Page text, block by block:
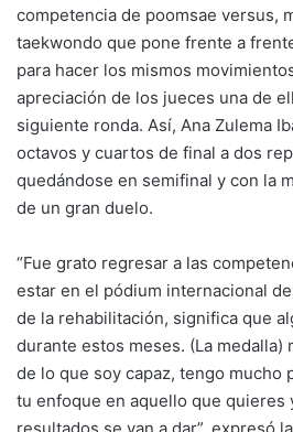
competencia de poomsae versus,
taekwondo que pone frente a
para hacer los mismos
apreciación de los jueces una de
siguiente ronda. Así, Ana Zulema
octavos y cuartos de final a dos
quedándose en semifinal y con la
de un gran duelo.
“Fue grato regresar a las
estar en el pódium internacional
de la rehabilitación, significa que
durante estos meses. (La medalla)
de lo que soy capaz, tengo mucho
tu enfoque en aquello que quieres